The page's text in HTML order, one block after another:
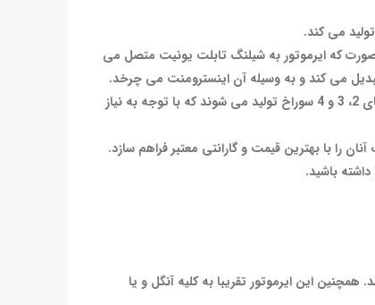
می کند.
که ایرموتور به شیلنگ تابلت یونیت متصل می
می کند و به وسیله آن اینسترومنت می چرخد.
در ایرموتورها دارای 3 حالت R، O و L وجود دارد که برای تنظیم چرخش آن به راست، چپ و یا بدون چرخش می باشد. ایرموتور ها در مدل های 2، 3 و 4 سوراخ تولید می شوند که با توجه به نیاز
را با بهترین قیمت و گارانتی معتبر فراهم سازد.
باشید.
آب از خارج می باشد. همچنین این ایرموتور تقریبا به کلیه آنگل و یا